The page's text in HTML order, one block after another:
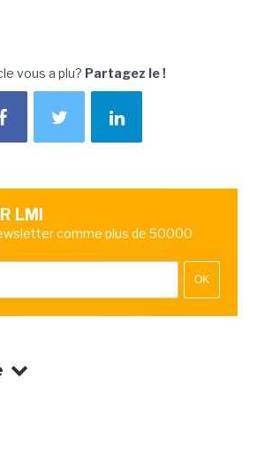
vous a plu? Partagez le !
LMI
comme plus de 50000
OK